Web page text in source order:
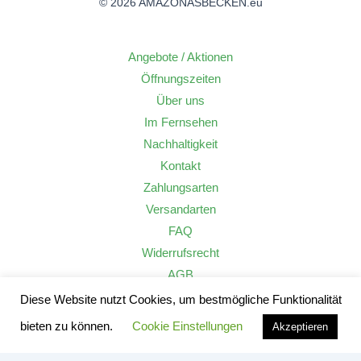
Angebote / Aktionen
Öffnungszeiten
Über uns
Im Fernsehen
Nachhaltigkeit
Kontakt
Zahlungsarten
Versandarten
FAQ
Widerrufsrecht
AGB
Datenschutzerklärung
Diese Website nutzt Cookies, um bestmögliche Funktionalität
bieten zu können.
Cookie Einstellungen Akzeptieren